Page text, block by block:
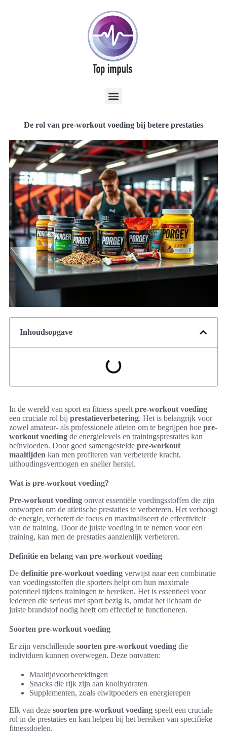
De rol van pre-workout voeding bij betere prestaties
Inhoudsopgave
In de wereld van sport en fitness speelt pre-workout voeding
een cruciale rol bij prestatieverbetering. Het is belangrijk voor
zowel amateur- als professionele atleten om te begrijpen hoe pre-
workout voeding de energielevels en trainingsprestaties kan
beïnvloeden. Door goed samengestelde pre-workout
maaltijden kan men profiteren van verbeterde kracht,
uithoudingsvermogen en sneller herstel.
Wat is pre-workout voeding?
Pre-workout voeding omvat essentiële voedingsstoffen die zijn
ontworpen om de atletische prestaties te verbeteren. Het verhoogt
de energie, verbetert de focus en maximaliseert de effectiviteit
van de training. Door de juiste voeding in te nemen voor een
training, kan men de prestaties aanzienlijk verbeteren.
Definitie en belang van pre-workout voeding
De definitie pre-workout voeding verwijst naar een combinatie
van voedingsstoffen die sporters helpt om hun maximale
potentieel tijdens trainingen te bereiken. Het is essentieel voor
iedereen die serieus met sport bezig is, omdat het lichaam de
juiste brandstof nodig heeft om effectief te functioneren.
Soorten pre-workout voeding
Er zijn verschillende soorten pre-workout voeding die
individuen kunnen overwegen. Deze omvatten:
Maaltijdvoorbereidingen
Snacks die rijk zijn aan koolhydraten
Supplementen, zoals eiwitpoeders en energierepen
Elk van deze soorten pre-workout voeding speelt een cruciale
rol in de prestaties en kan helpen bij het bereiken van specifieke
fitnessdoelen.